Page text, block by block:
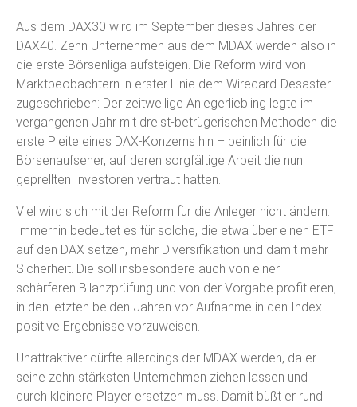
Aus dem DAX30 wird im September dieses Jahres der
DAX40. Zehn Unternehmen aus dem MDAX werden also in
die erste Börsenliga aufsteigen. Die Reform wird von
Marktbeobachtern in erster Linie dem Wirecard-Desaster
zugeschrieben: Der zeitweilige Anlegerliebling legte im
vergangenen Jahr mit dreist-betrügerischen Methoden die
erste Pleite eines DAX-Konzerns hin – peinlich für die
Börsenaufseher, auf deren sorgfältige Arbeit die nun
geprellten Investoren vertraut hatten.
Viel wird sich mit der Reform für die Anleger nicht ändern.
Immerhin bedeutet es für solche, die etwa über einen ETF
auf den DAX setzen, mehr Diversifikation und damit mehr
Sicherheit. Die soll insbesondere auch von einer
schärferen Bilanzprüfung und von der Vorgabe profitieren,
in den letzten beiden Jahren vor Aufnahme in den Index
positive Ergebnisse vorzuweisen.
Unattraktiver dürfte allerdings der MDAX werden, da er
seine zehn stärksten Unternehmen ziehen lassen und
durch kleinere Player ersetzen muss. Damit büßt er rund